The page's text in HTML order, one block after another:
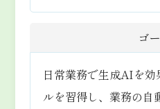
ゴ
日常業務で生成AIを
ルを習得し、業務の自